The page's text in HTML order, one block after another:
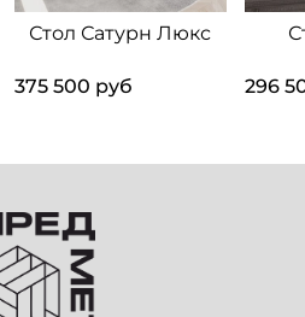
Стол Сатурн Люкс
375 500 руб 296